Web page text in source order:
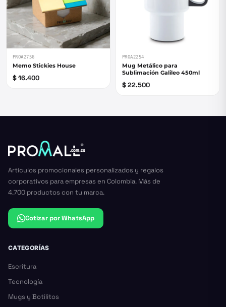
PROA2756
Memo Stickies House
$ 16.400
PROA2254
Mug Metálico para
Sublimación Galileo 450ml
$ 22.500
Artículos promocionales personalizados y regalos
corporativos para empresas en Colombia. Más de
4.700 productos con tu marca.
Cotizar por WhatsApp
CATEGORÍAS
Escritura
Tecnología
Mugs y Botilitos